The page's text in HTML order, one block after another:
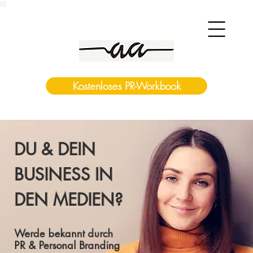
Kostenloses PR-Workbook
DU & DEIN
BUSINESS IN
DEN MEDIEN?
Werde bekannt durch
PR & Personal Branding